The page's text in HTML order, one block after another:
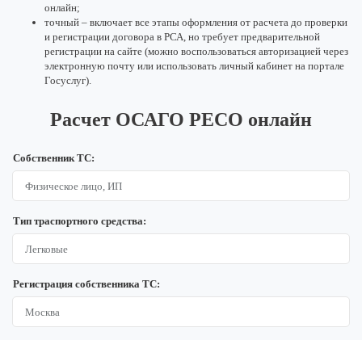
онлайн;
точный – включает все этапы оформления от расчета до проверки
и регистрации договора в РСА, но требует предварительной
регистрации на сайте (можно воспользоваться авторизацией через
электронную почту или использовать личный кабинет на портале
Госуслуг).
Расчет ОСАГО РЕСО онлайн
Собственник ТС:
Тип траспортного средства:
Регистрация собственника ТС: